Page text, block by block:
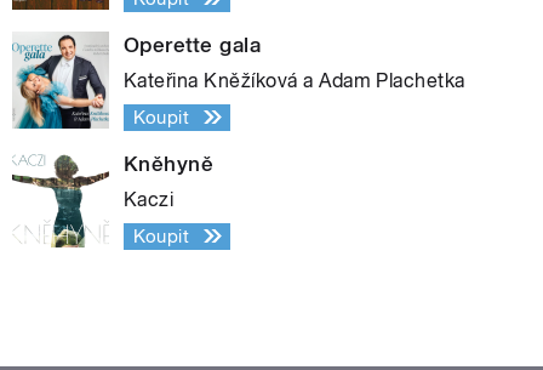
Operette gala
Kateřina Kněžíková a Adam Plachetka
Koupit
Kněhyně
Kaczi
Koupit